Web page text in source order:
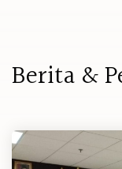
Berita&P